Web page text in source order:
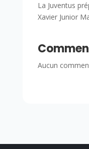
La Juventus
Xavier Junior
Aucun